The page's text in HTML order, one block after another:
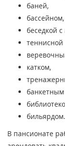
баней,
бассейном,
беседкой
катком,
бильярдом.
В пансионате